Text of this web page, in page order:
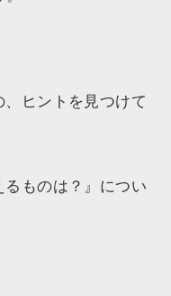
ヒントを見つけて
るものは？』につい